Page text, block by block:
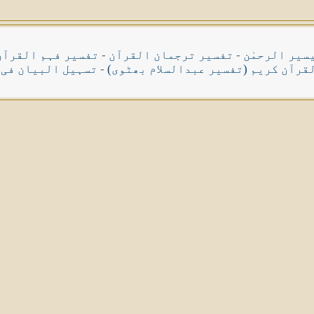
الرحمٰن - تفسیر ترجمان القرآن - تفسیر فہم
کریم (تفسیر عبدالسلام بھٹوی) - تسہیل البیان